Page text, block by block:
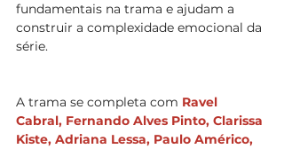
fundamentais na trama e ajudam a
construir a complexidade emocional da
série.
A trama se completa com Ravel
Cabral, Fernando Alves Pinto, Clarissa
Kiste, Adriana Lessa, Paulo Américo,